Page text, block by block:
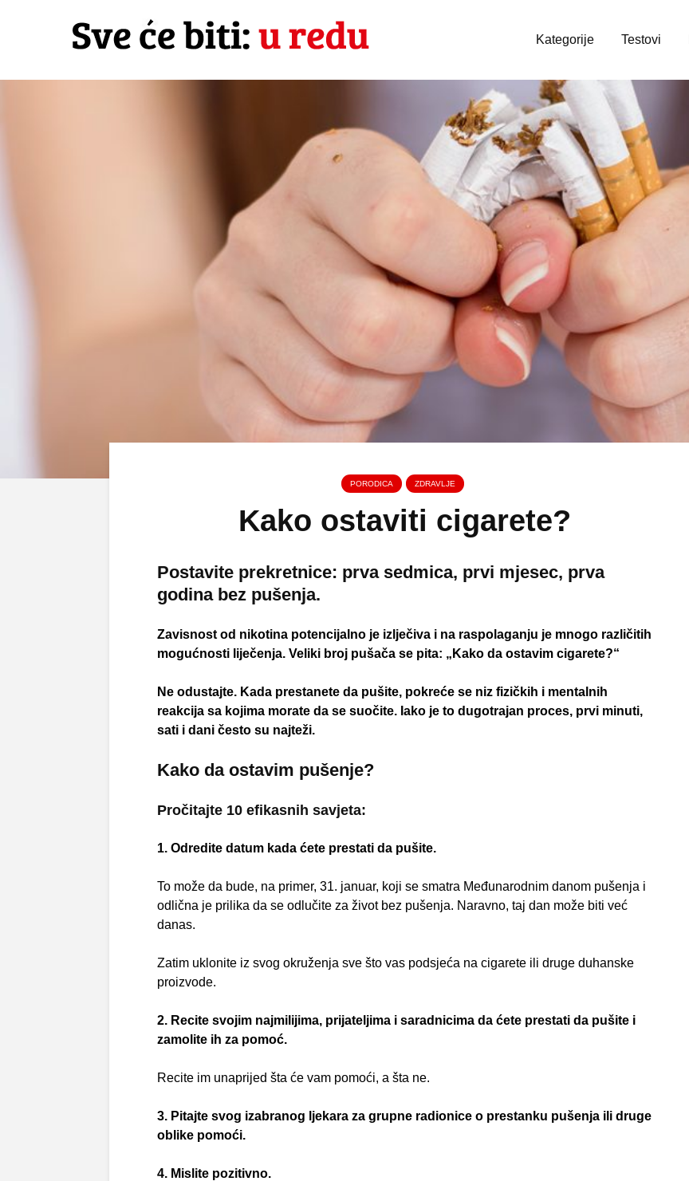
Kategorije Testovi
PORODICA ZDRAVLJE
Kako ostaviti cigarete?
Postavite prekretnice: prva sedmica, prvi mjesec, prva
godina bez pušenja.
Zavisnost od nikotina potencijalno je izlječiva i na raspolaganju je mnogo različitih
mogućnosti liječenja. Veliki broj pušača se pita: „Kako da ostavim cigarete?“
Ne odustajte. Kada prestanete da pušite, pokreće se niz fizičkih i mentalnih
reakcija sa kojima morate da se suočite. Iako je to dugotrajan proces, prvi minuti,
sati i dani često su najteži.
Kako da ostavim pušenje?
Pročitajte 10 efikasnih savjeta:
1. Odredite datum kada ćete prestati da pušite.
To može da bude, na primer, 31. januar, koji se smatra Međunarodnim danom pušenja i
odlična je prilika da se odlučite za život bez pušenja. Naravno, taj dan može biti već
danas.
Zatim uklonite iz svog okruženja sve što vas podsjeća na cigarete ili druge duhanske
proizvode.
2. Recite svojim najmilijima, prijateljima i saradnicima da ćete prestati da pušite i
zamolite ih za pomoć.
Recite im unaprijed šta će vam pomoći, a šta ne.
3. Pitajte svog izabranog ljekara za grupne radionice o prestanku pušenja ili druge
oblike pomoći.
4. Mislite pozitivno.